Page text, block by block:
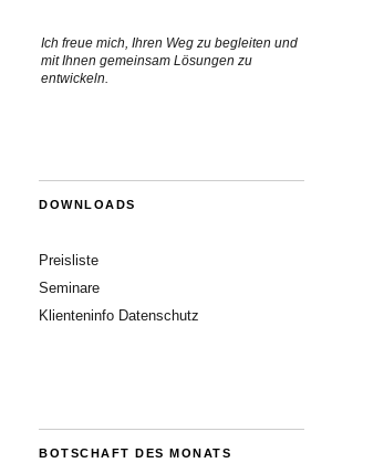
Ich freue mich, Ihren Weg zu begleiten und
mit Ihnen gemeinsam Lösungen zu
entwickeln.
DOWNLOADS
Preisliste
Seminare
Klienteninfo Datenschutz
BOTSCHAFT DES MONATS